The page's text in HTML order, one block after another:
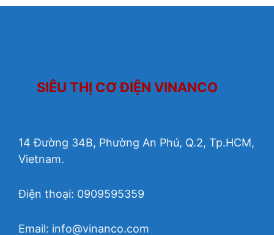
SIÊU THỊ CƠ ĐIỆN VINANCO
14 Đường 34B, Phường An Phú, Q.2, Tp.HCM,
Vietnam.
Điện thoại: 0909595359
Email: info@vinanco.com